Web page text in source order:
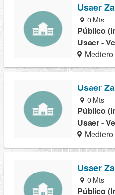
Usaer
0 Mts
Público
Usaer -
Mediero
Usaer
0 Mts
Público
Usaer -
Mediero
Usaer
0 Mts
Público